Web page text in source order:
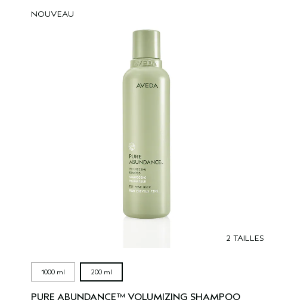
NOUVEAU
2 TAILLES
1000 ml 200 ml
PURE ABUNDANCE™ VOLUMIZING SHAMPOO